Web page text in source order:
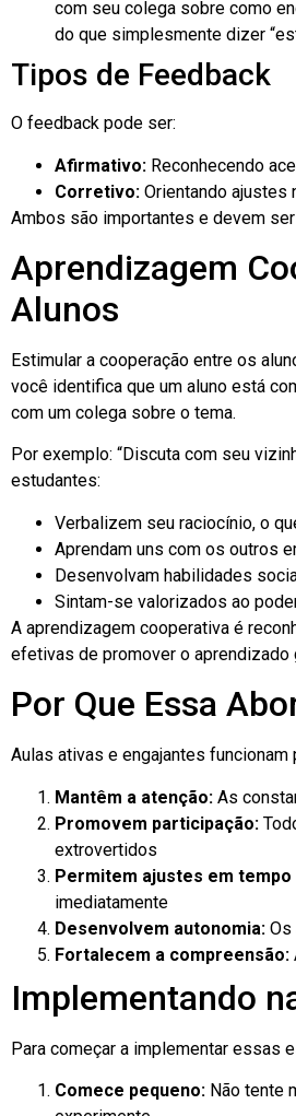
com seu colega sobre como
do que simplesmente dizer
Tipos de Feedback
O feedback pode ser:
Afirmativo: Reconhecendo
Corretivo: Orientando
Ambos são importantes e devem
Aprendizagem
Alunos
Estimular a cooperação entre os
você identifica que um aluno está
com um colega sobre o tema.
Por exemplo: “Discuta com seu
estudantes:
Verbalizem seu raciocínio, o
Aprendam uns com os outros
Desenvolvam habilidades
Sintam-se valorizados ao
A aprendizagem cooperativa é
efetivas de promover o aprendizado
Por Que Essa
Aulas ativas e engajantes funcionam
Mantêm a atenção: As
Promovem participação:
extrovertidos
Permitem ajustes em tempo
imediatamente
Desenvolvem autonomia: Os
Fortalecem a compreensão:
Implementando
Para começar a implementar essas
Comece pequeno: Não tente